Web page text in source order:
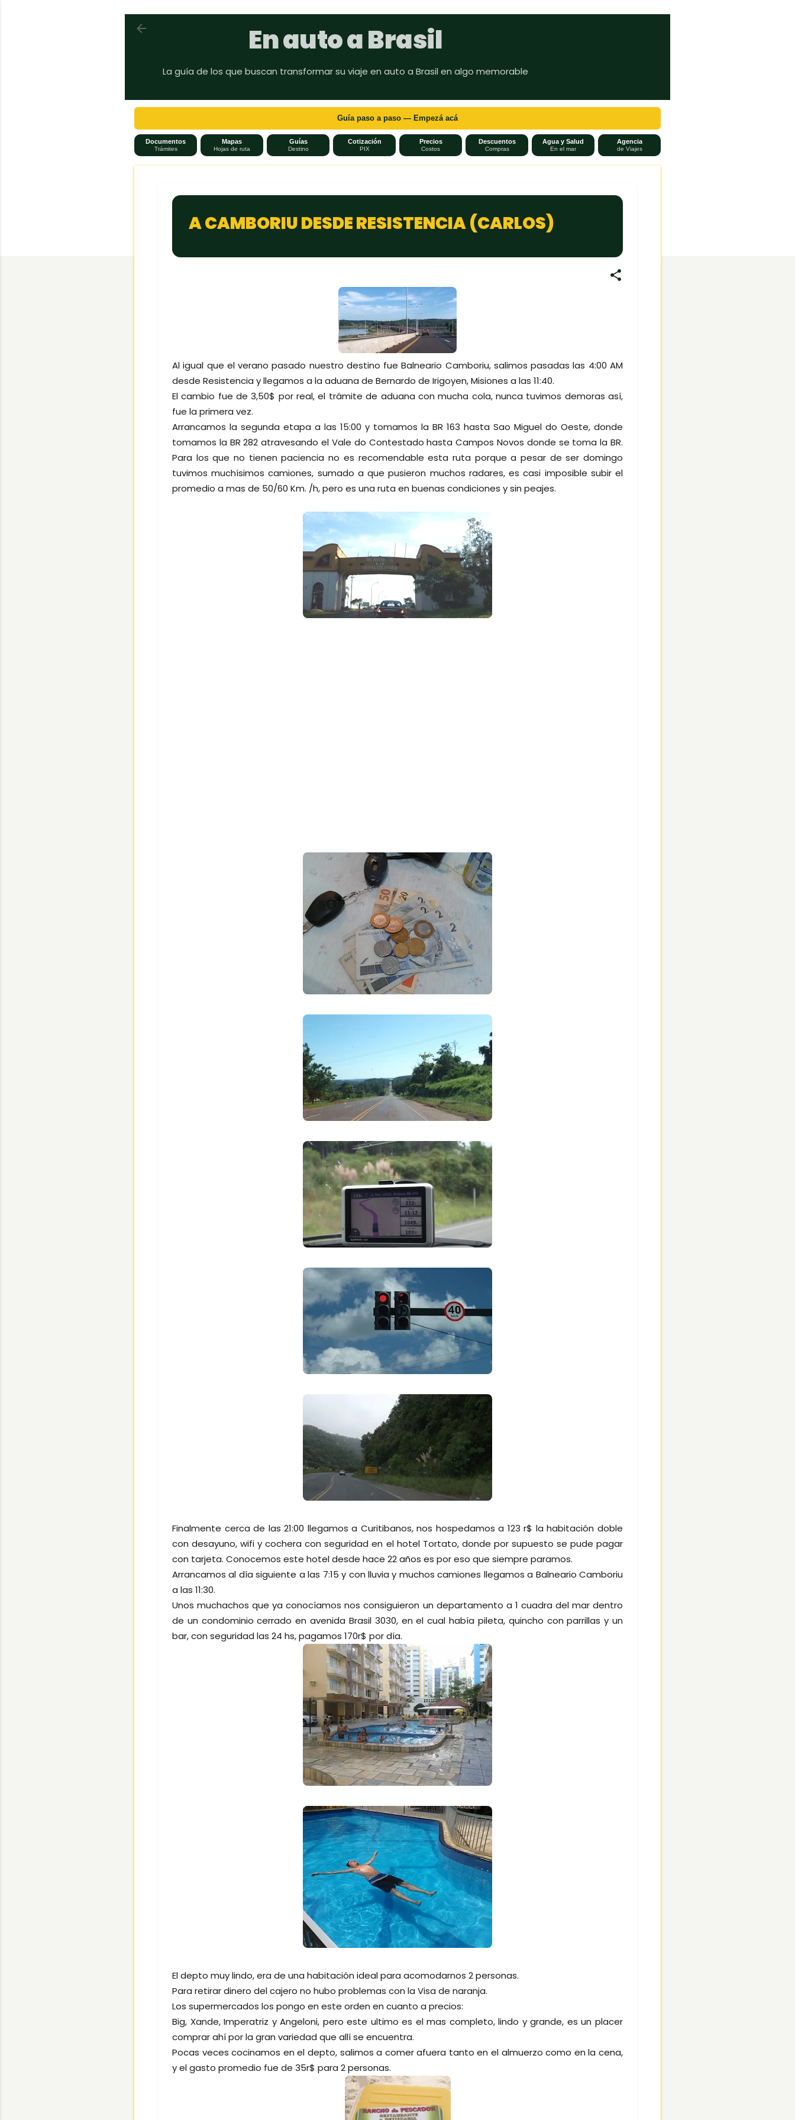
Ir al contenido principal
En auto a Brasil
La guía de los que buscan transformar su viaje en auto a Brasil en algo memorable
Guía paso a paso — Empezá acá
Documentos
Trámites
Mapas
Hojas de ruta
Guías
Destino
Cotización
PIX
Precios
Costos
Descuentos
Compras
Agua y Salud
En el mar
Agencia
de Viajes
A CAMBORIU DESDE RESISTENCIA (CARLOS)
Al igual que el verano pasado nuestro destino fue Balneario Camboriu, salimos pasadas las 4:00 AM
desde Resistencia y llegamos a la aduana de Bernardo de Irigoyen, Misiones a las 11:40.
El cambio fue de 3,50$ por real, el trámite de aduana con mucha cola, nunca tuvimos demoras así,
fue la primera vez.
Arrancamos la segunda etapa a las 15:00 y tomamos la BR 163 hasta Sao Miguel do Oeste, donde
tomamos la BR 282 atravesando el Vale do Contestado hasta Campos Novos donde se toma la BR.
Para los que no tienen paciencia no es recomendable esta ruta porque a pesar de ser domingo
tuvimos muchísimos camiones, sumado a que pusieron muchos radares, es casi imposible subir el
promedio a mas de 50/60 Km. /h, pero es una ruta en buenas condiciones y sin peajes.
Finalmente cerca de las 21:00 llegamos a Curitibanos, nos hospedamos a 123 r$ la habitación doble
con desayuno, wifi y cochera con seguridad en el hotel Tortato, donde por supuesto se pude pagar
con tarjeta. Conocemos este hotel desde hace 22 años es por eso que siempre paramos.
Arrancamos al día siguiente a las 7:15 y con lluvia y muchos camiones llegamos a Balneario Camboriu
a las 11:30.
Unos muchachos que ya conocíamos nos consiguieron un departamento a 1 cuadra del mar dentro
de un condominio cerrado en avenida Brasil 3030, en el cual había pileta, quincho con parrillas y un
bar, con seguridad las 24 hs, pagamos 170r$ por día.
El depto muy lindo, era de una habitación ideal para acomodarnos 2 personas.
Para retirar dinero del cajero no hubo problemas con la Visa de naranja.
Los supermercados los pongo en este orden en cuanto a precios:
Big, Xande, Imperatriz y Angeloni, pero este ultimo es el mas completo, lindo y grande, es un placer
comprar ahí por la gran variedad que allí se encuentra.
Pocas veces cocinamos en el depto, salimos a comer afuera tanto en el almuerzo como en la cena,
y el gasto promedio fue de 35r$ para 2 personas.